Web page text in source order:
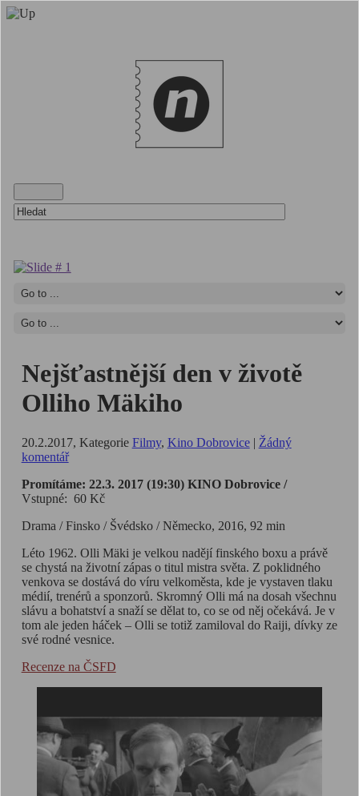
Nejšťastnější den v životě
Olliho Mäkiho
20.2.2017, Kategorie Filmy, Kino Dobrovice| Žádný
komentář
Promítáme: 22.3. 2017 (19:30) KINO Dobrovice /
Vstupné: 60 Kč
Drama / Finsko / Švédsko / Německo, 2016, 92 min
Léto 1962. Olli Mäki je velkou nadějí finského boxu a právě
se chystá na životní zápas o titul mistra světa. Z poklidného
venkova se dostává do víru velkoměsta, kde je vystaven tlaku
médií, trenérů a sponzorů. Skromný Olli má na dosah všechnu
slávu a bohatství a snaží se dělat to, co se od něj očekává. Je v
tom ale jeden háček – Olli se totiž zamiloval do Raiji, dívky ze
své rodné vesnice.
Recenze na ČSFD